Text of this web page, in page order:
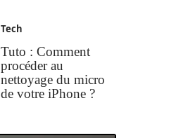
Tech
Tuto : Comment
procéder au
nettoyage du micro
de votre iPhone ?